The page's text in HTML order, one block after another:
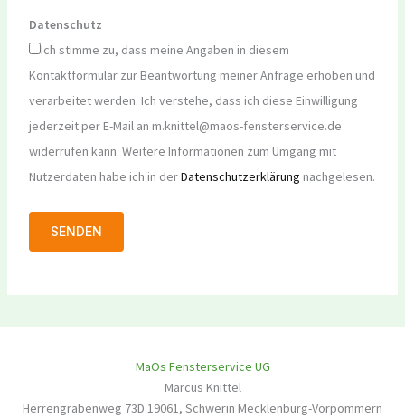
Datenschutz
Ich stimme zu, dass meine Angaben in diesem
Kontaktformular zur Beantwortung meiner Anfrage erhoben und
verarbeitet werden. Ich verstehe, dass ich diese Einwilligung
jederzeit per E-Mail an m.knittel@maos-fensterservice.de
widerrufen kann. Weitere Informationen zum Umgang mit
Nutzerdaten habe ich in derDatenschutzerklärung nachgelesen.
MaOs Fensterservice UG
Marcus Knittel
Herrengrabenweg 73D 19061, Schwerin Mecklenburg-Vorpommern